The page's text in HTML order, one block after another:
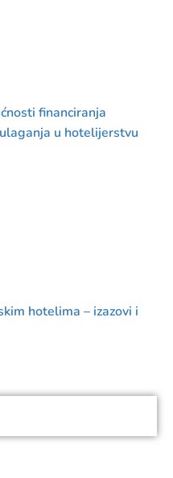
financiranja
u hotelijerstvu
hotelima – izazovi i